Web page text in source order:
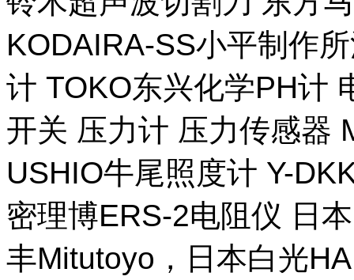
KODAIRA-SS小平制作
计 TOKO东兴化学PH计
开关 压力计 压力传感器
USHIO牛尾照度计 Y-
密理博ERS-2电阻仪 日
丰Mitutoyo，日本白光